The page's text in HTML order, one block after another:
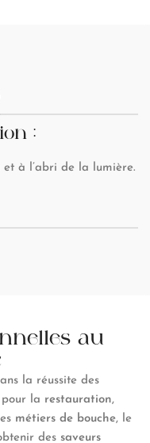
:
et à l’abri de la lumière.
au
la réussite des
la restauration,
métiers de bouche, le
des saveurs